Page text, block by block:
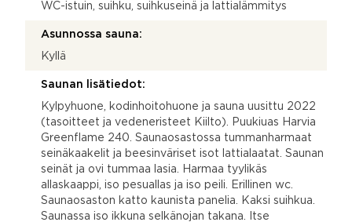
WC-istuin, suihku, suihkuseinä ja lattialämmitys
Asunnossa sauna:
Kyllä
Saunan lisätiedot:
Kylpyhuone, kodinhoitohuone ja sauna uusittu 2022
(tasoitteet ja vedeneristeet Kiilto). Puukiuas Harvia
Greenflame 240. Saunaosastossa tummanharmaat
seinäkaakelit ja beesinväriset isot lattialaatat. Saunan
seinät ja ovi tummaa lasia. Harmaa tyylikäs
allaskaappi, iso pesuallas ja iso peili. Erillinen wc.
Saunaosaston katto kaunista panelia. Kaksi suihkua.
Saunassa iso ikkuna selkänojan takana. Itse